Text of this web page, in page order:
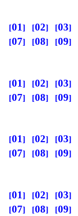
01 02 03
07
08 09
01 02 03
07
08 09
01 02 03
07
08 09
01 02 03
07
08 09